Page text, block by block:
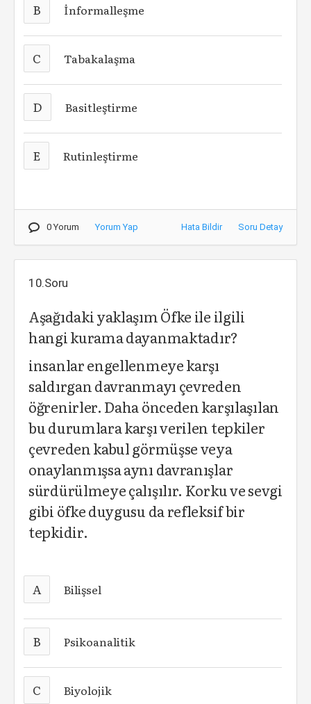
B İnformalleşme
C Tabakalaşma
D Basitleştirme
E Rutinleştirme
0 Yorum Yorum Yap Hata Bildir Soru Detay
10.Soru
Aşağıdaki yaklaşım Öfke ile ilgili
hangi kurama dayanmaktadır?
insanlar engellenmeye karşı
saldırgan davranmayı çevreden
öğrenirler. Daha önceden karşılaşılan
bu durumlara karşı verilen tepkiler
çevreden kabul görmüşse veya
onaylanmışsa aynı davranışlar
sürdürülmeye çalışılır. Korku ve sevgi
gibi öfke duygusu da refleksif bir
tepkidir.
A Bilişsel
B Psikoanalitik
C Biyolojik